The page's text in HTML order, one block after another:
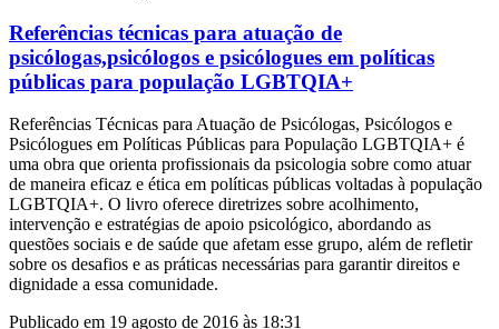
Referências técnicas para atuação de
psicólogas,psicólogos e psicólogues em políticas
públicas para população LGBTQIA+
Referências Técnicas para Atuação de Psicólogas, Psicólogos e
Psicólogues em Políticas Públicas para População LGBTQIA+ é
uma obra que orienta profissionais da psicologia sobre como atuar
de maneira eficaz e ética em políticas públicas voltadas à população
LGBTQIA+. O livro oferece diretrizes sobre acolhimento,
intervenção e estratégias de apoio psicológico, abordando as
questões sociais e de saúde que afetam esse grupo, além de refletir
sobre os desafios e as práticas necessárias para garantir direitos e
dignidade a essa comunidade.
Publicado em 19 agosto de 2016 às 18:31